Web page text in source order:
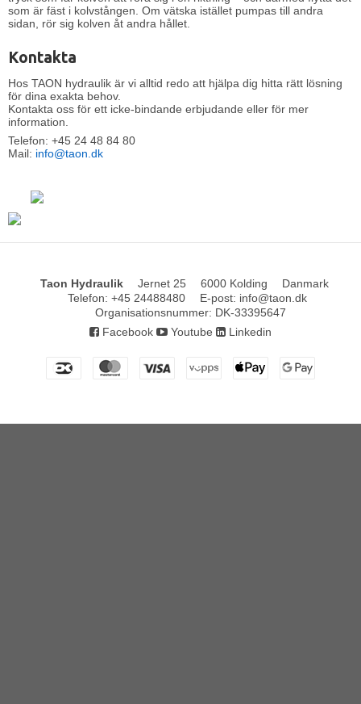
som är fäst i kolvstången. Om vätska istället pumpas till andra
sidan, rör sig kolven åt andra hållet.
Kontakta
Hos TAON hydraulik är vi alltid redo att hjälpa dig hitta rätt lösning
för dina exakta behov.
Kontakta oss för ett icke-bindande erbjudande eller för mer
information.
Telefon: +45 24 48 84 80
Mail: info@taon.dk
Taon Hydraulik Jernet 25 6000 Kolding
Danmark
Telefon: +45 24488480 E-post: info@taon.dk
Organisationsnummer: DK-33395647
Facebook
Youtube Linkedin